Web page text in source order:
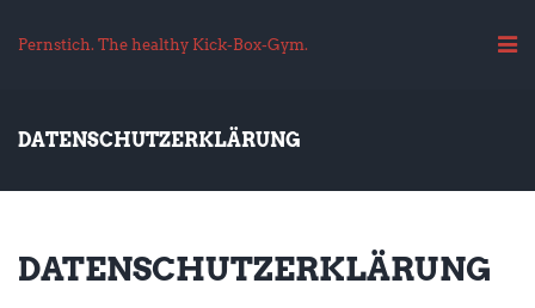
Pernstich. The healthy Kick-Box-Gym.
DATENSCHUTZERKLÄRUNG
DATENSCHUTZERKLÄRUNG